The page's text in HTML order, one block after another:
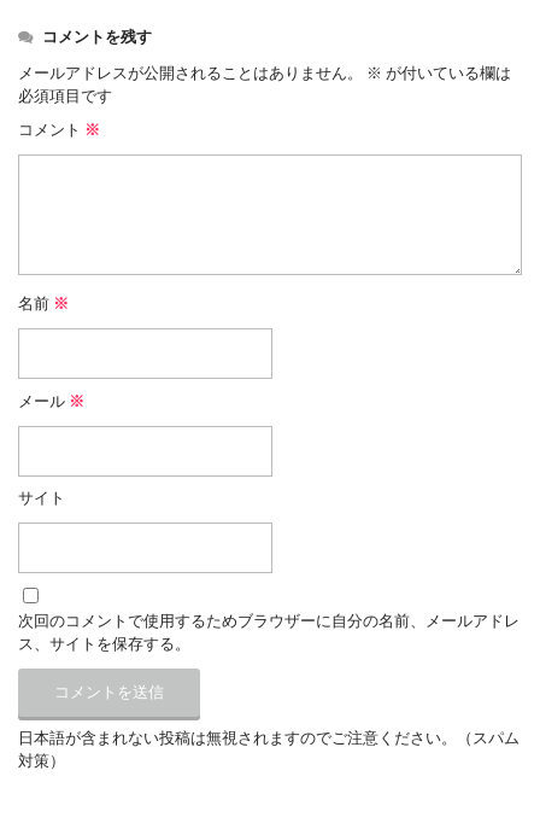
コメントを残す
メールアドレスが公開されることはありません。 ※ が付いている欄は
必須項目です
コメント ※
名前 ※
メール ※
サイト
次回のコメントで使用するためブラウザーに自分の名前、メールアドレ
ス、サイトを保存する。
日本語が含まれない投稿は無視されますのでご注意ください。（スパム
対策）